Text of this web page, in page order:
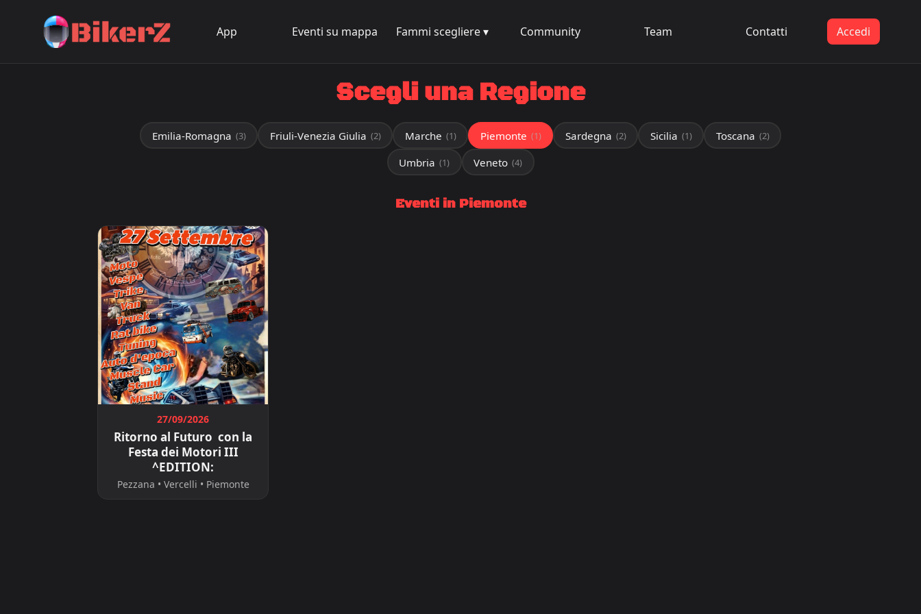
App Eventi su mappa Fammi scegliere ▾ Community Team Contatti Accedi
Scegli una Regione
Emilia-Romagna (3) Friuli-Venezia Giulia (2) Marche (1) Piemonte (1) Sardegna (2) Sicilia (1) Toscana (2)
Umbria (1) Veneto (4)
Eventi in Piemonte
27/09/2026
Ritorno al Futuro con la
Festa dei Motori III
^EDITION:
Pezzana • Vercelli • Piemonte